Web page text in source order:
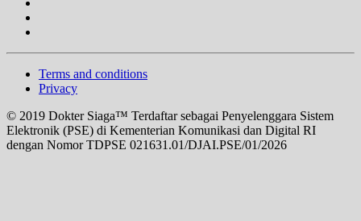
Terms and conditions
Privacy
© 2019 Dokter Siaga™ Terdaftar sebagai Penyelenggara Sistem
Elektronik (PSE) di Kementerian Komunikasi dan Digital RI
dengan Nomor TDPSE 021631.01/DJAI.PSE/01/2026